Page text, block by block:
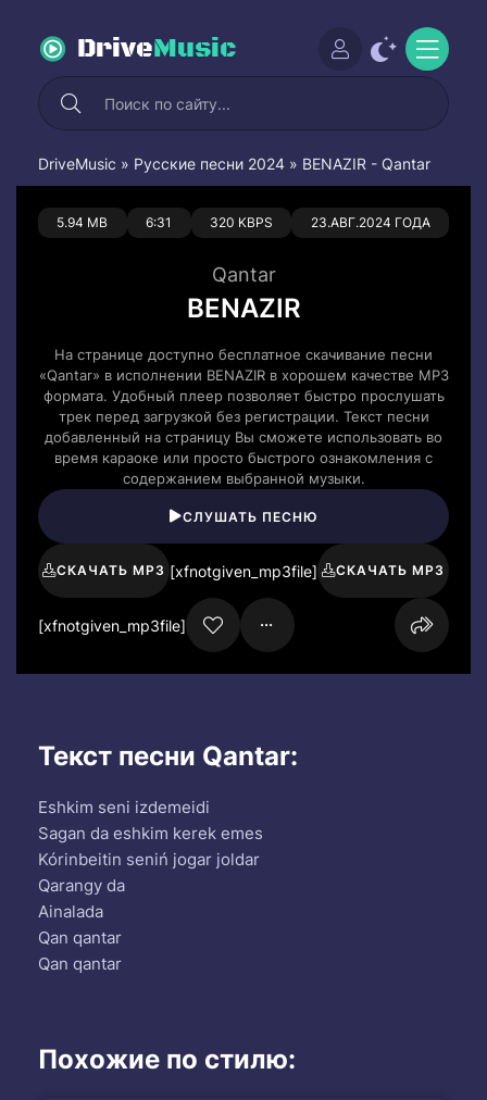
DriveMusic
DriveMusic » Русские песни 2024 » BENAZIR - Qantar
5.94 MB 6:31 320 KBPS 23.АВГ.2024 ГОДА
0 0
Qantar
BENAZIR
На странице доступно бесплатное скачивание песни
«Qantar» в исполнении BENAZIR в хорошем качестве MP3
формата. Удобный плеер позволяет быстро прослушать
трек перед загрузкой без регистрации. Текст песни
добавленный на страницу Вы сможете использовать во
время караоке или просто быстрого ознакомления с
содержанием выбранной музыки.
СЛУШАТЬ ПЕСНЮ
СКАЧАТЬ MP3 [xfnotgiven_mp3file] СКАЧАТЬ MP3
[xfnotgiven_mp3file]
Текст песни Qantar:
Eshkim seni izdemeidi
Sagan da eshkim kerek emes
Kórinbeitin seniń jogar joldar
Qarangy da
Ainalada
Qan qantar
Qan qantar
Похожие по стилю: